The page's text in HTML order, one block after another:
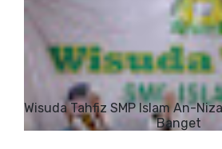
Wisuda Tahfiz SMP Islam An-
Banget